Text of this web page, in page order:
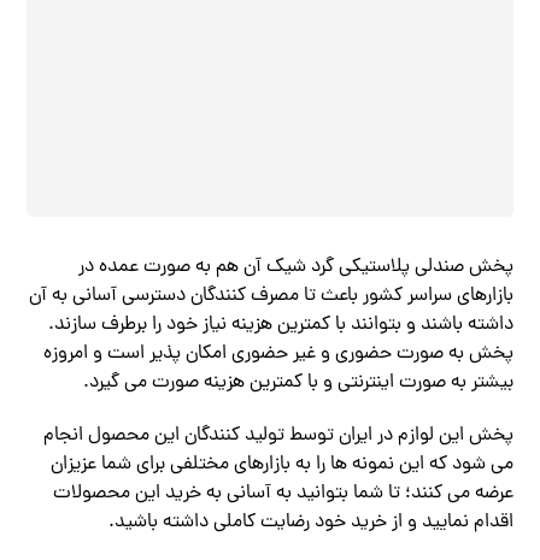
پخش صندلی پلاستیکی گرد شیک آن هم به صورت عمده در
بازارهای سراسر کشور باعث تا مصرف کنندگان دسترسی آسانی به آن
داشته باشند و بتوانند با کمترین هزینه نیاز خود را برطرف سازند.
پخش به صورت حضوری و غیر حضوری امکان پذیر است و امروزه
بیشتر به صورت اینترنتی و با کمترین هزینه صورت می گیرد.
پخش این لوازم در ایران توسط تولید کنندگان این محصول انجام
می شود که این نمونه ها را به بازارهای مختلفی برای شما عزیزان
عرضه می کنند؛ تا شما بتوانید به آسانی به خرید این محصولات
اقدام نمایید و از خرید خود رضایت کاملی داشته باشید.